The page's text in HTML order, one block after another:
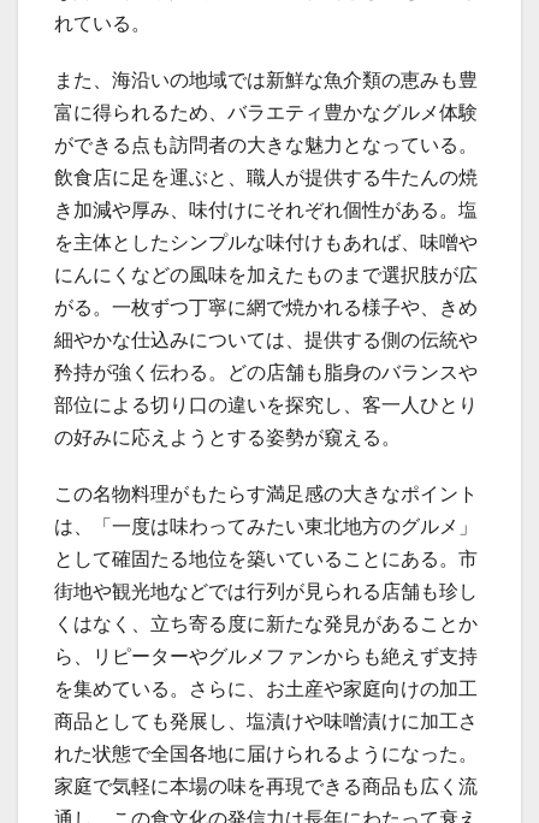
れている。
また、海沿いの地域では新鮮な魚介類の恵みも豊
富に得られるため、バラエティ豊かなグルメ体験
ができる点も訪問者の大きな魅力となっている。
飲食店に足を運ぶと、職人が提供する牛たんの焼
き加減や厚み、味付けにそれぞれ個性がある。塩
を主体としたシンプルな味付けもあれば、味噌や
にんにくなどの風味を加えたものまで選択肢が広
がる。一枚ずつ丁寧に網で焼かれる様子や、きめ
細やかな仕込みについては、提供する側の伝統や
矜持が強く伝わる。どの店舗も脂身のバランスや
部位による切り口の違いを探究し、客一人ひとり
の好みに応えようとする姿勢が窺える。
この名物料理がもたらす満足感の大きなポイント
は、「一度は味わってみたい東北地方のグルメ」
として確固たる地位を築いていることにある。市
街地や観光地などでは行列が見られる店舗も珍し
くはなく、立ち寄る度に新たな発見があることか
ら、リピーターやグルメファンからも絶えず支持
を集めている。さらに、お土産や家庭向けの加工
商品としても発展し、塩漬けや味噌漬けに加工さ
れた状態で全国各地に届けられるようになった。
家庭で気軽に本場の味を再現できる商品も広く流
通し、この食文化の発信力は長年にわたって衰え